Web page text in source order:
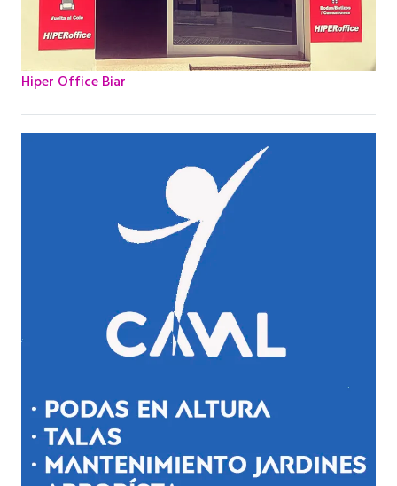
Hiper Office Biar